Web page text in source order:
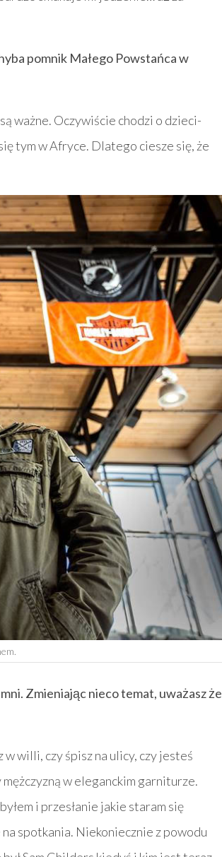
pomnik Małego Powstańca w
ważne. Oczywiście chodzi o dzieci-
tym w Afryce. Dlatego ciesze się, że
Zmieniając nieco temat, uważasz że
w willi, czy śpisz na ulicy, czy jesteś
w eleganckim garniturze.
i przesłanie jakie staram się
spotkania. Niekoniecznie z powodu